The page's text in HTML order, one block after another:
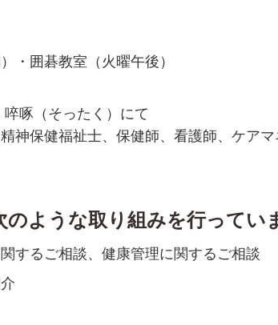
・囲碁教室（火曜午後）
啄（そったく）にて
神保健福祉士、保健師、看護師、ケア
ような取り組みを行ってい
するご相談、健康管理に関するご相談